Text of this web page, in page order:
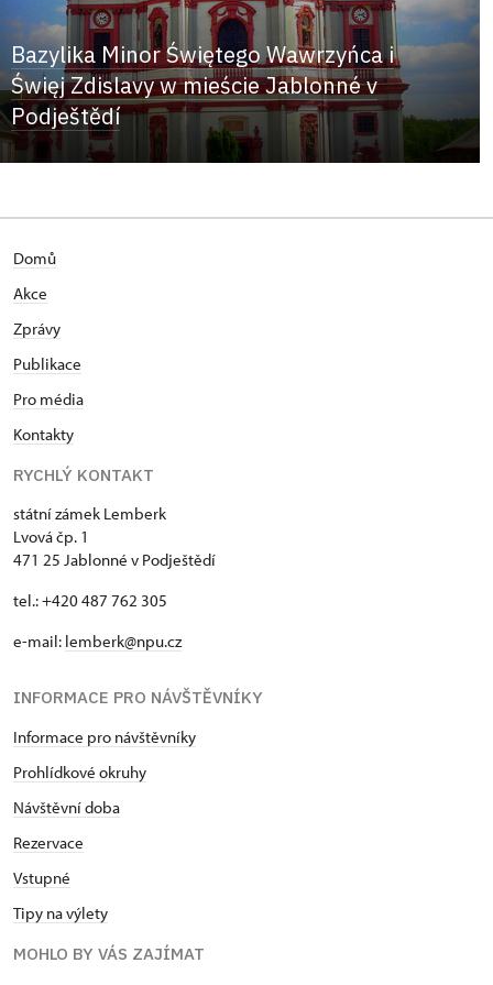
Bazylika Minor Świętego Wawrzyńca i
Święj Zdislavy w mieście Jablonné v
Podještědí
Domů
Akce
Zprávy
Publikace
Pro média
Kontakty
RYCHLÝ KONTAKT
státní zámek Lemberk
Lvová čp. 1
471 25 Jablonné v Podještědí
tel.: +420 487 762 305
e-mail: lemberk@npu.cz
INFORMACE PRO NÁVŠTĚVNÍKY
Informace pro návštěvníky
Prohlídkové okruhy
Návštěvní doba
Rezervace
Vstupné
Tipy na výlety
MOHLO BY VÁS ZAJÍMAT